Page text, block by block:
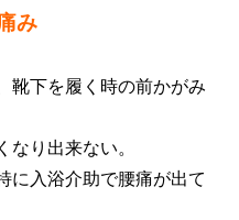
み
靴下を履く時の前かがみ
なり出来ない。
に入浴介助で腰痛が出て